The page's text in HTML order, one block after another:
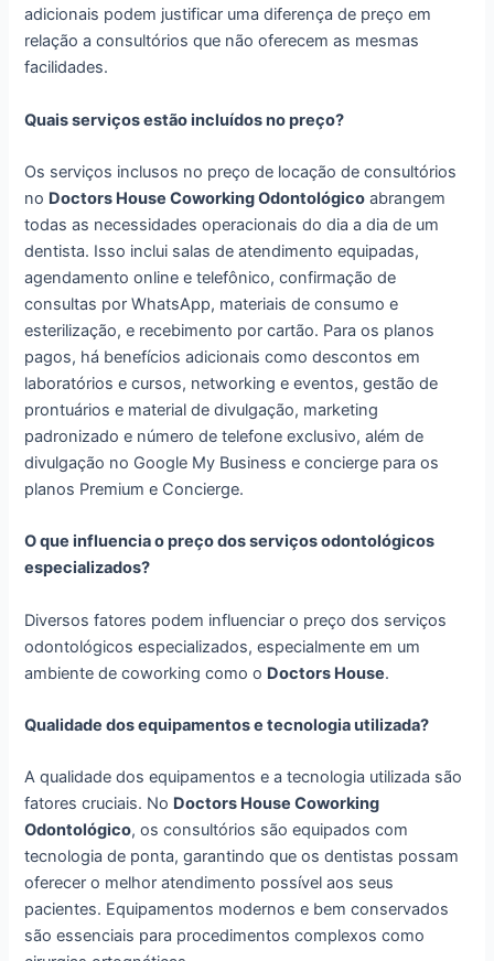
adicionais podem justificar uma diferença de preço em
relação a consultórios que não oferecem as mesmas
facilidades.
Quais serviços estão incluídos no preço?
Os serviços inclusos no preço de locação de consultórios
no Doctors House Coworking Odontológico abrangem
todas as necessidades operacionais do dia a dia de um
dentista. Isso inclui salas de atendimento equipadas,
agendamento online e telefônico, confirmação de
consultas por WhatsApp, materiais de consumo e
esterilização, e recebimento por cartão. Para os planos
pagos, há benefícios adicionais como descontos em
laboratórios e cursos, networking e eventos, gestão de
prontuários e material de divulgação, marketing
padronizado e número de telefone exclusivo, além de
divulgação no Google My Business e concierge para os
planos Premium e Concierge.
O que influencia o preço dos serviços odontológicos
especializados?
Diversos fatores podem influenciar o preço dos serviços
odontológicos especializados, especialmente em um
ambiente de coworking como o Doctors House.
Qualidade dos equipamentos e tecnologia utilizada?
A qualidade dos equipamentos e a tecnologia utilizada são
fatores cruciais. No Doctors House Coworking
Odontológico, os consultórios são equipados com
tecnologia de ponta, garantindo que os dentistas possam
oferecer o melhor atendimento possível aos seus
pacientes. Equipamentos modernos e bem conservados
são essenciais para procedimentos complexos como